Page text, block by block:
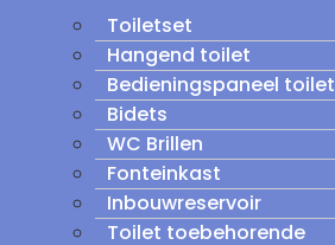
Toiletset
Hangend toilet
Bedieningspaneel toilet
Bidets
WC Brillen
Fonteinkast
Inbouwreservoir
Toilet toebehorende